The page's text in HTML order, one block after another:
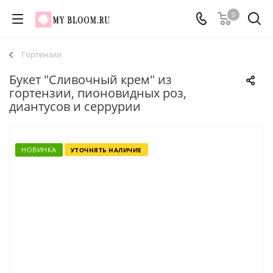
0
Гортензии
Букет "Сливочный крем" из
гортензии, пионовидных роз,
диантусов и серрурии
НОВИНКА УТОЧНЯТЬ НАЛИЧИЕ